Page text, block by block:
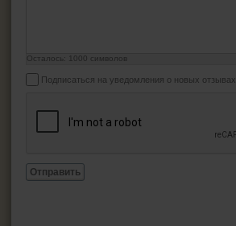
Осталось: 1000 символов
Подписаться на уведомления о новых отзывах
Отправить